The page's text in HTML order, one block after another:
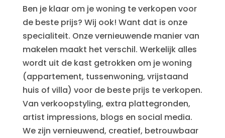
Ben je klaar om je woning te verkopen voor
de beste prijs? Wij ook! Want dat is onze
specialiteit. Onze vernieuwende manier van
makelen maakt het verschil. Werkelijk alles
wordt uit de kast getrokken om je woning
(appartement, tussenwoning, vrijstaand
huis of villa) voor de beste prijs te verkopen.
Van verkoopstyling, extra plattegronden,
artist impressions, blogs en social media.
We zijn vernieuwend, creatief, betrouwbaar